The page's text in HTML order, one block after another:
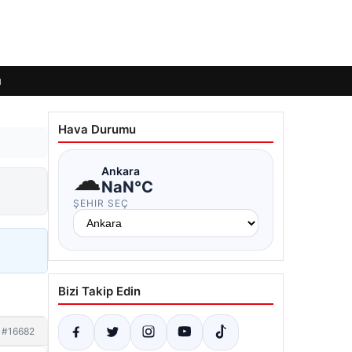
#16682
Hava Durumu
☁Ankara
NaN°C
ŞEHIR SEÇ
Bizi Takip Edin